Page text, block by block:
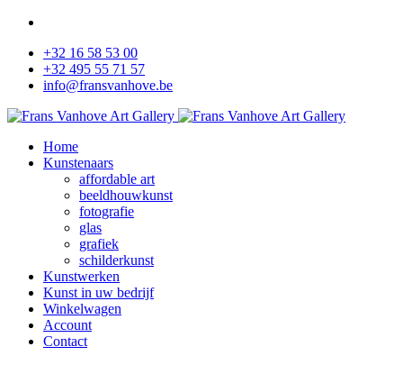
+32 16 58 53 00
+32 495 55 71 57
info@fransvanhove.be
Home
Kunstenaars
affordable art
beeldhouwkunst
fotografie
glas
grafiek
schilderkunst
Kunstwerken
Kunst in uw bedrijf
Winkelwagen
Account
Contact